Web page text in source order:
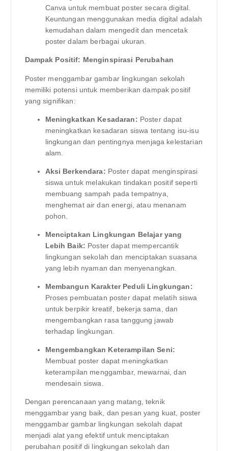
Canva untuk membuat poster secara digital.
Keuntungan menggunakan media digital adalah
kemudahan dalam mengedit dan mencetak
poster dalam berbagai ukuran.
Dampak Positif: Menginspirasi Perubahan
Poster menggambar gambar lingkungan sekolah
memiliki potensi untuk memberikan dampak positif
yang signifikan:
Meningkatkan Kesadaran: Poster dapat
meningkatkan kesadaran siswa tentang isu-isu
lingkungan dan pentingnya menjaga kelestarian
alam.
Aksi Berkendara: Poster dapat menginspirasi
siswa untuk melakukan tindakan positif seperti
membuang sampah pada tempatnya,
menghemat air dan energi, atau menanam
pohon.
Menciptakan Lingkungan Belajar yang
Lebih Baik: Poster dapat mempercantik
lingkungan sekolah dan menciptakan suasana
yang lebih nyaman dan menyenangkan.
Membangun Karakter Peduli Lingkungan:
Proses pembuatan poster dapat melatih siswa
untuk berpikir kreatif, bekerja sama, dan
mengembangkan rasa tanggung jawab
terhadap lingkungan.
Mengembangkan Keterampilan Seni:
Membuat poster dapat meningkatkan
keterampilan menggambar, mewarnai, dan
mendesain siswa.
Dengan perencanaan yang matang, teknik
menggambar yang baik, dan pesan yang kuat, poster
menggambar gambar lingkungan sekolah dapat
menjadi alat yang efektif untuk menciptakan
perubahan positif di lingkungan sekolah dan